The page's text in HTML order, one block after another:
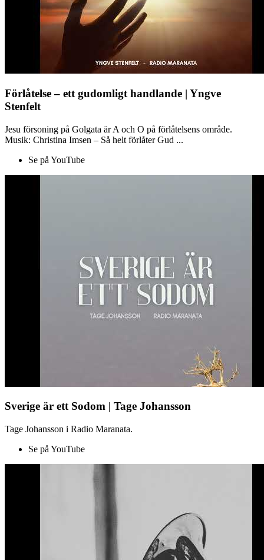
Förlåtelse – ett gudomligt handlande | Yngve
Stenfelt
Jesu försoning på Golgata är A och O på förlåtelsens område.
Musik: Christina Imsen – Så helt förlåter Gud ...
Se på YouTube
Sverige är ett Sodom | Tage Johansson
Tage Johansson i Radio Maranata.
Se på YouTube